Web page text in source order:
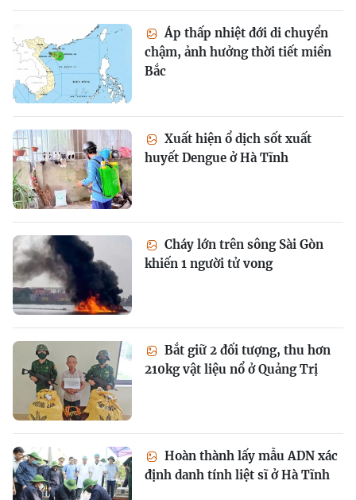
Áp thấp nhiệt đới di chuyển
chậm, ảnh hưởng thời tiết miền
Bắc
Xuất hiện ổ dịch sốt xuất
huyết Dengue ở Hà Tĩnh
Cháy lớn trên sông Sài Gòn
khiến 1 người tử vong
Bắt giữ 2 đối tượng, thu hơn
210kg vật liệu nổ ở Quảng Trị
Hoàn thành lấy mẫu ADN xác
định danh tính liệt sĩ ở Hà Tĩnh